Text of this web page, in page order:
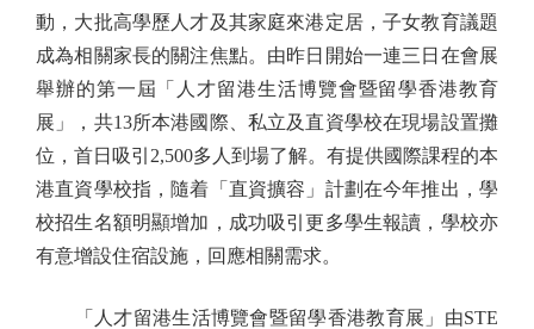
動，大批高學歷人才及其家庭來港定居，子女教育議題
成為相關家長的關注焦點。由昨日開始一連三日在會展
舉辦的第一屆「人才留港生活博覽會暨留學香港教育
展」，共13所本港國際、私立及直資學校在現場設置攤
位，首日吸引2,500多人到場了解。有提供國際課程的本
港直資學校指，隨着「直資擴容」計劃在今年推出，學
校招生名額明顯增加，成功吸引更多學生報讀，學校亦
有意增設住宿設施，回應相關需求。
「人才留港生活博覽會暨留學香港教育展」由STE